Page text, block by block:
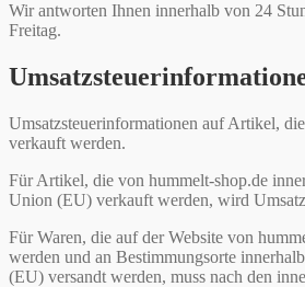
Wir antworten Ihnen innerhalb von 24
Freitag.
Umsatzsteuerinformationen auf Artikel,
verkauft werden.
Für Artikel, die von hummelt-shop.de
Union (EU) verkauft werden, wird
Für Waren, die auf der Website von
werden und an Bestimmungsorte
(EU) versandt werden, muss nach den